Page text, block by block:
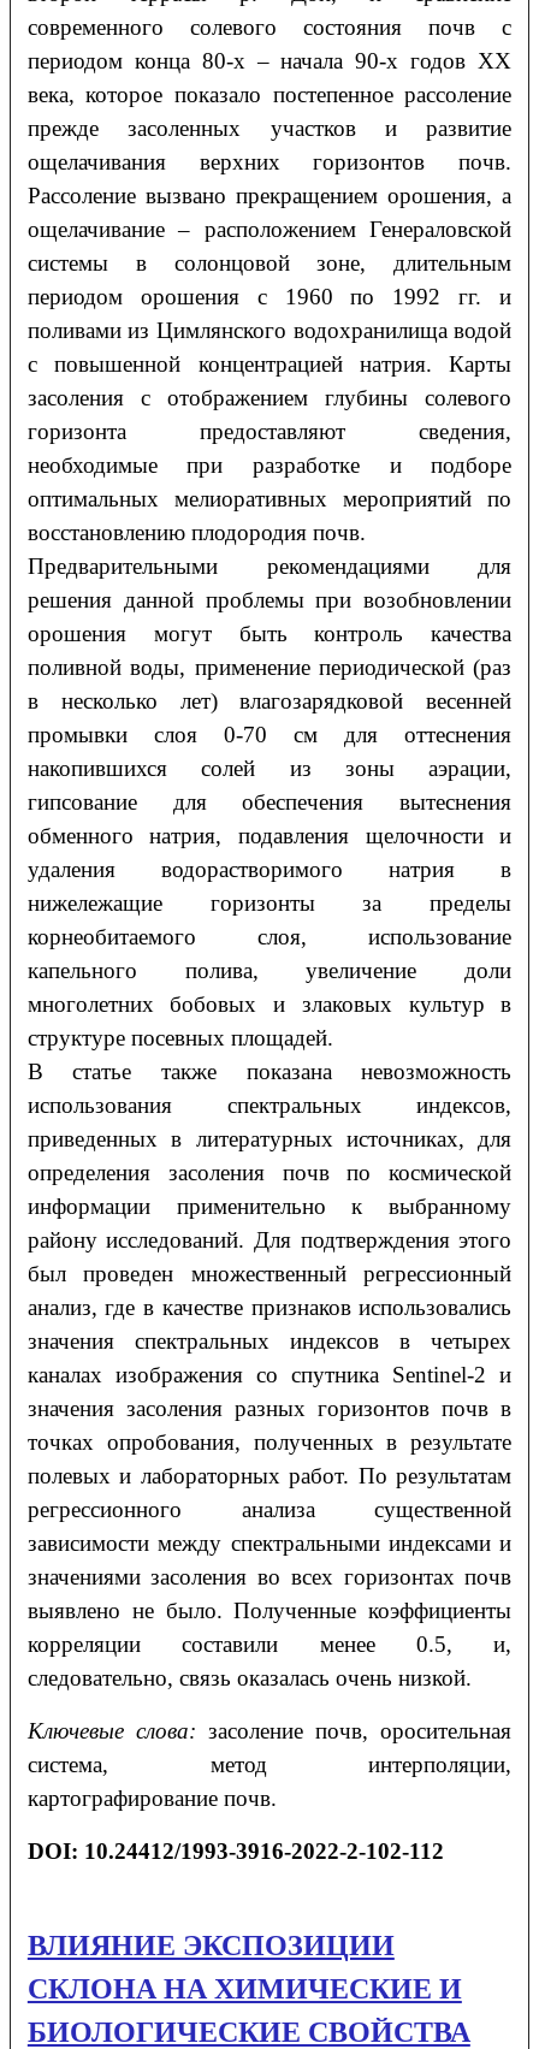
современного солевого состояния почв с
периодом конца 80-х – начала 90-х годов ХХ
века, которое показало постепенное рассоление
прежде засоленных участков и развитие
ощелачивания верхних горизонтов почв.
Рассоление вызвано прекращением орошения, а
ощелачивание – расположением Генераловской
системы в солонцовой зоне, длительным
периодом орошения с 1960 по 1992 гг. и
поливами из Цимлянского водохранилища водой
с повышенной концентрацией натрия. Карты
засоления с отображением глубины солевого
горизонта предоставляют сведения,
необходимые при разработке и подборе
оптимальных мелиоративных мероприятий по
восстановлению плодородия почв.
Предварительными рекомендациями для
решения данной проблемы при возобновлении
орошения могут быть контроль качества
поливной воды, применение периодической (раз
в несколько лет) влагозарядковой весенней
промывки слоя 0-70 см для оттеснения
накопившихся солей из зоны аэрации,
гипсование для обеспечения вытеснения
обменного натрия, подавления щелочности и
удаления водорастворимого натрия в
нижележащие горизонты за пределы
корнеобитаемого слоя, использование
капельного полива, увеличение доли
многолетних бобовых и злаковых культур в
структуре посевных площадей.
В статье также показана невозможность
использования спектральных индексов,
приведенных в литературных источниках, для
определения засоления почв по космической
информации применительно к выбранному
району исследований. Для подтверждения этого
был проведен множественный регрессионный
анализ, где в качестве признаков использовались
значения спектральных индексов в четырех
каналах изображения со спутника Sentinel-2 и
значения засоления разных горизонтов почв в
точках опробования, полученных в результате
полевых и лабораторных работ. По результатам
регрессионного анализа существенной
зависимости между спектральными индексами и
значениями засоления во всех горизонтах почв
выявлено не было. Полученные коэффициенты
корреляции составили менее 0.5, и,
следовательно, связь оказалась очень низкой.
Ключевые слова: засоление почв, оросительная
система, метод интерполяции,
картографирование почв.
DOI: 10.24412/1993-3916-2022-2-102-112
ВЛИЯНИЕ ЭКСПОЗИЦИИ
СКЛОНА НА ХИМИЧЕСКИЕ И
БИОЛОГИЧЕСКИЕ СВОЙСТВА